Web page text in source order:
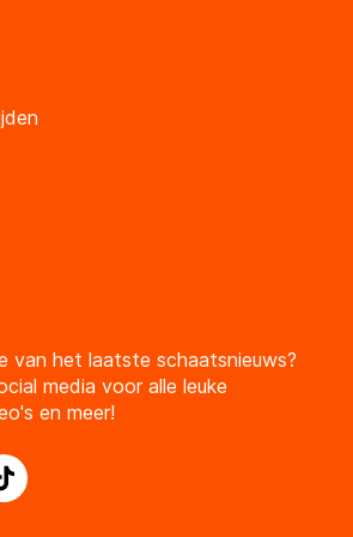
van het laatste schaatsnieuws?
media voor alle leuke
en meer!